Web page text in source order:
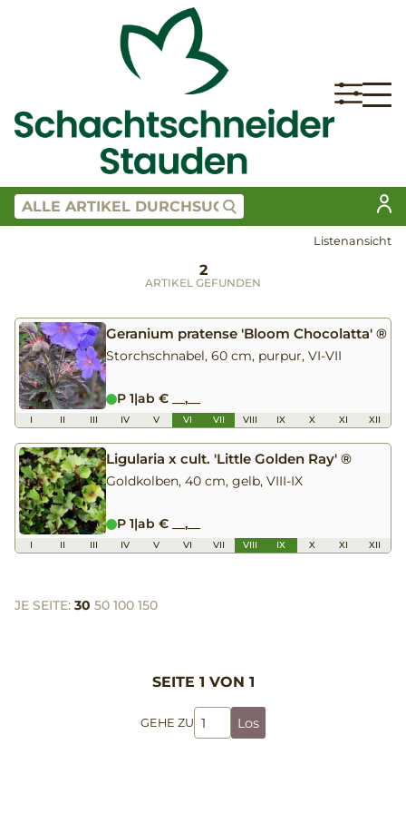
Listenansicht
2
ARTIKEL GEFUNDEN
Geranium pratense 'Bloom Chocolatta' ®
Storchschnabel, 60 cm, purpur, VI-VII
P 1|ab € __,__
I II III IV V VI VII VIII IX X XI XII
Ligularia x cult. 'Little Golden Ray' ®
Goldkolben, 40 cm, gelb, VIII-IX
P 1|ab € __,__
I II III IV V VI VII VIII IX X XI XII
JE SEITE: 30 50 100 150
SEITE 1 VON 1
GEHE ZU Los